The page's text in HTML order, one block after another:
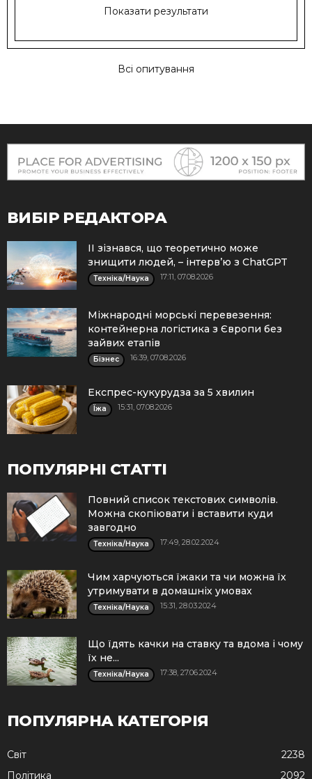
Показати результати
Всі опитування
ВИБІР РЕДАКТОРА
ІІ зізнався, що теоретично може
знищити людей, – інтерв’ю з ChatGPT
Техніка/Наука 17:11, 07.08.2026
Міжнародні морські перевезення:
контейнерна логістика з Європи без
зайвих етапів
Бізнес 16:39, 07.08.2026
Експрес-кукурудза за 5 хвилин
Їжа 15:31, 07.08.2026
ПОПУЛЯРНІ СТАТТІ
Повний список текстових символів.
Можна скопіювати і вставити куди
завгодно
Техніка/Наука 17:49, 28.02.2024
Чим харчуються їжаки та чи можна їх
утримувати в домашніх умовах
Техніка/Наука 15:31, 28.03.2024
Що їдять качки на ставку та вдома і чому
їх не...
Техніка/Наука 17:38, 27.06.2024
ПОПУЛЯРНА КАТЕГОРІЯ
Cвіт
2238
Політика
2092